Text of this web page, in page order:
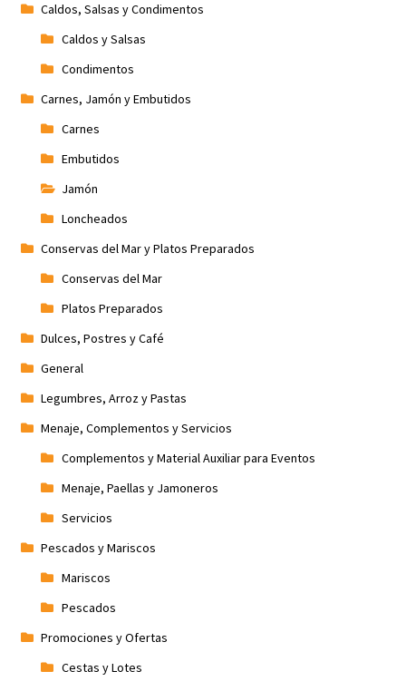
Caldos, Salsas y Condimentos
Caldos y Salsas
Condimentos
Carnes, Jamón y Embutidos
Carnes
Embutidos
Jamón
Loncheados
Conservas del Mar y Platos Preparados
Conservas del Mar
Platos Preparados
Dulces, Postres y Café
General
Legumbres, Arroz y Pastas
Menaje, Complementos y Servicios
Complementos y Material Auxiliar para Eventos
Menaje, Paellas y Jamoneros
Servicios
Pescados y Mariscos
Mariscos
Pescados
Promociones y Ofertas
Cestas y Lotes